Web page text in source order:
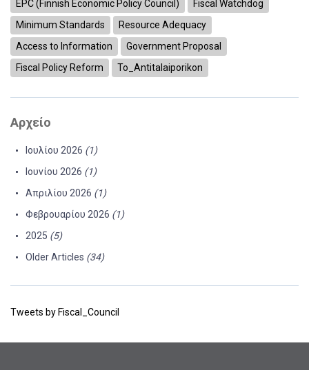
EPC (Finnish Economic Policy Council)
Fiscal Watchdog
Minimum Standards
Resource Adequacy
Access to Information
Government Proposal
Fiscal Policy Reform
To_Antitalaiporikon
Αρχείο
Ιουλίου 2026 (1)
Ιουνίου 2026 (1)
Απριλίου 2026 (1)
Φεβρουαρίου 2026 (1)
2025 (5)
Older Articles (34)
Tweets by Fiscal_Council